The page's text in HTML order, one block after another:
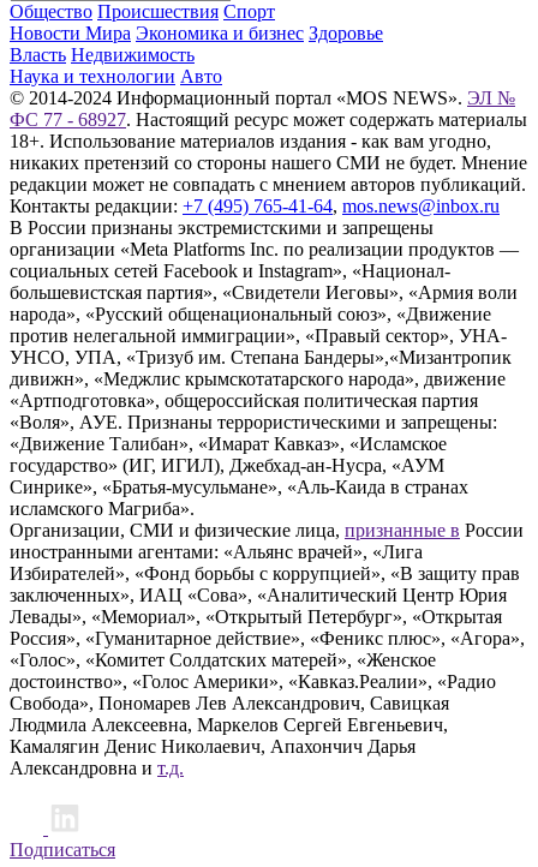
Общество Происшествия Спорт
Новости Мира Экономика и бизнес Здоровье
Власть Недвижимость
Наука и технологии Авто
© 2014-2024 Информационный портал «MOS NEWS». ЭЛ №
ФС 77 - 68927. Настоящий ресурс может содержать материалы
18+. Использование материалов издания - как вам угодно,
никаких претензий со стороны нашего СМИ не будет. Мнение
редакции может не совпадать с мнением авторов публикаций.
Контакты редакции: +7 (495) 765-41-64, mos.news@inbox.ru
В России признаны экстремистскими и запрещены
организации «Meta Platforms Inc. по реализации продуктов —
социальных сетей Facebook и Instagram», «Национал-
большевистская партия», «Свидетели Иеговы», «Армия воли
народа», «Русский общенациональный союз», «Движение
против нелегальной иммиграции», «Правый сектор», УНА-
УНСО, УПА, «Тризуб им. Степана Бандеры»,«Мизантропик
дивижн», «Меджлис крымскотатарского народа», движение
«Артподготовка», общероссийская политическая партия
«Воля», АУЕ. Признаны террористическими и запрещены:
«Движение Талибан», «Имарат Кавказ», «Исламское
государство» (ИГ, ИГИЛ), Джебхад-ан-Нусра, «АУМ
Синрике», «Братья-мусульмане», «Аль-Каида в странах
исламского Магриба».
Организации, СМИ и физические лица, признанные в России
иностранными агентами: «Альянс врачей», «Лига
Избирателей», «Фонд борьбы с коррупцией», «В защиту прав
заключенных», ИАЦ «Сова», «Аналитический Центр Юрия
Левады», «Мемориал», «Открытый Петербург», «Открытая
Россия», «Гуманитарное действие», «Феникс плюс», «Агора»,
«Голос», «Комитет Солдатских матерей», «Женское
достоинство», «Голос Америки», «Кавказ.Реалии», «Радио
Свобода», Пономарев Лев Александрович, Савицкая
Людмила Алексеевна, Маркелов Сергей Евгеньевич,
Камалягин Денис Николаевич, Апахончич Дарья
Александровна и т.д.
Подписаться